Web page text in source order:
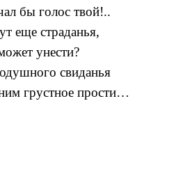
бы голос твой!..
еще страданья,
унести?
свиданья
грустное прости…